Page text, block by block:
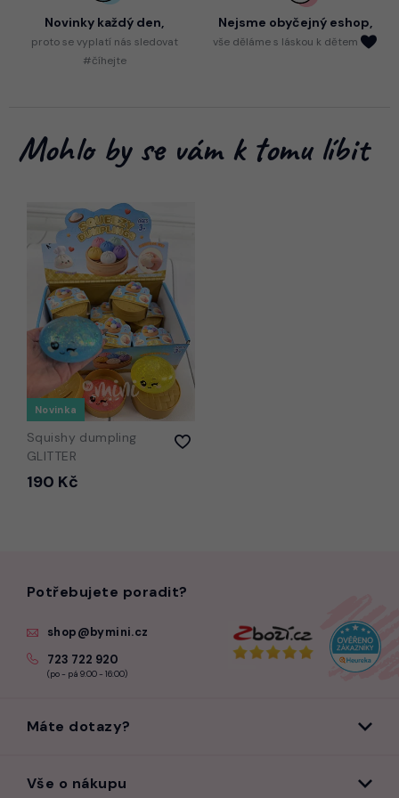
Novinky každý den,
protose vyplatí nás sledovat
#číhejte
Nejsme obyčejný eshop,
vše děláme s láskou k dětem
Mohlo by se vám k tomu líbit
Novinka
Squishy dumpling
GLITTER
190 Kč
Potřebujete poradit?
shop@bymini.cz
723 722 920
(po - pá 9:00 - 16:00)
Máte dotazy?
Vše o nákupu